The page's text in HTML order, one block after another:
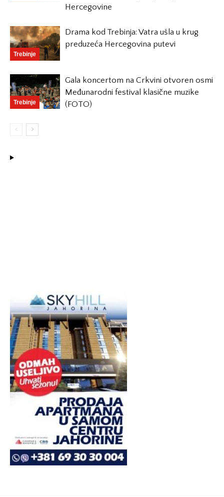
Hercegovine
Trebinje
Drama kod Trebinja: Vatra ušla u krug
preduzeća Hercegovina putevi
Trebinje
Gala koncertom na Crkvini otvoren osmi
Međunarodni festival klasične muzike
(FOTO)